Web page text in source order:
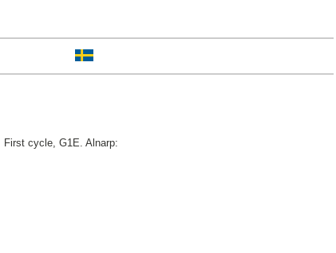
First cycle, G1E. Alnarp: